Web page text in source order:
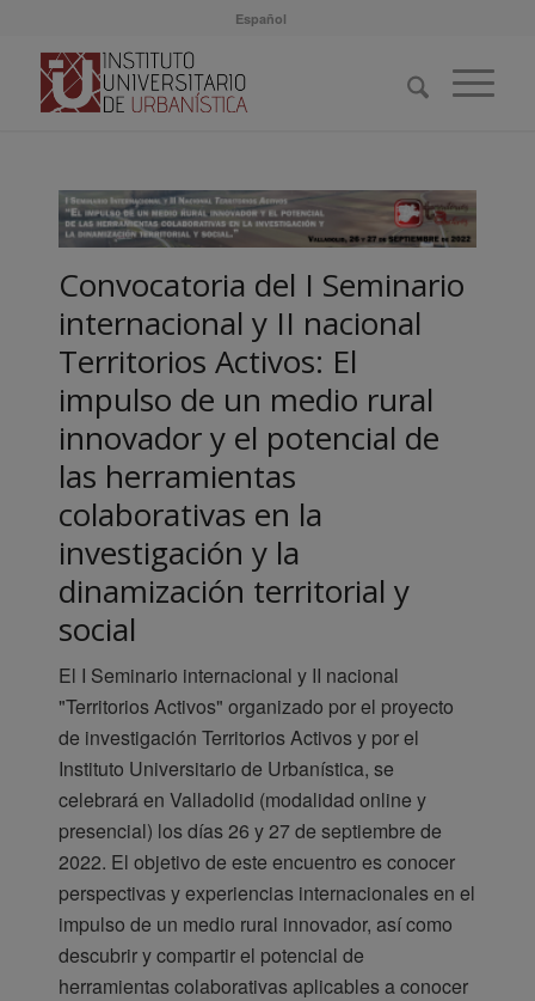
Español
Convocatoria del I Seminario
internacional y II nacional
Territorios Activos: El
impulso de un medio rural
innovador y el potencial de
las herramientas
colaborativas en la
investigación y la
dinamización territorial y
social
El I Seminario internacional y II nacional
"Territorios Activos" organizado por el proyecto
de investigación Territorios Activos y por el
Instituto Universitario de Urbanística, se
celebrará en Valladolid (modalidad online y
presencial) los días 26 y 27 de septiembre de
2022. El objetivo de este encuentro es conocer
perspectivas y experiencias internacionales en el
impulso de un medio rural innovador, así como
descubrir y compartir el potencial de
herramientas colaborativas aplicables a conocer